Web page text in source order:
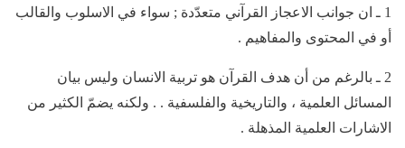
1 ـ ان جوانب الاعجاز القرآني متعدّدة ; سواء في الاسلوب والقالب
أو في المحتوى والمفاهيم .
2 ـ بالرغم من أن هدف القرآن هو تربية الانسان وليس بيان
المسائل العلمية ، والتاريخية والفلسفية . . ولكنه يضمّ الكثير من
الاشارات العلمية المذهلة .